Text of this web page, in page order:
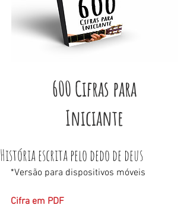
600 Cifras para
Iniciante
História escrita pelo dedo de deus
*Versão para dispositivos móveis
Cifra em PDF